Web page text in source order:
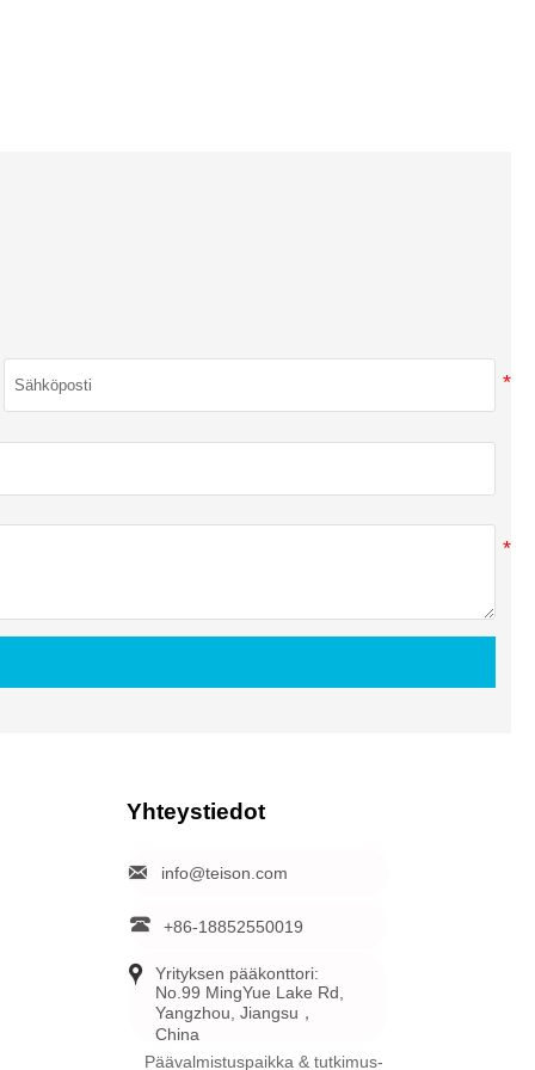
Yhteystiedot
 info@teison.com
 +86-18852550019

Yrityksen pääkonttori:
No.99 MingYue Lake Rd,
Yangzhou, Jiangsu，
China
Päävalmistuspaikka & tutkimus-